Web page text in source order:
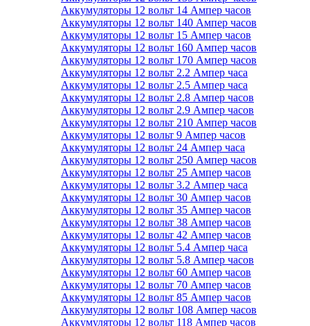
Аккумуляторы 12 вольт 14 Ампер часов
Аккумуляторы 12 вольт 140 Ампер часов
Аккумуляторы 12 вольт 15 Ампер часов
Аккумуляторы 12 вольт 160 Ампер часов
Аккумуляторы 12 вольт 170 Ампер часов
Аккумуляторы 12 вольт 2.2 Ампер часа
Аккумуляторы 12 вольт 2.5 Ампер часа
Аккумуляторы 12 вольт 2.8 Ампер часов
Аккумуляторы 12 вольт 2.9 Ампер часов
Аккумуляторы 12 вольт 210 Ампер часов
Аккумуляторы 12 вольт 9 Ампер часов
Аккумуляторы 12 вольт 24 Ампер часа
Аккумуляторы 12 вольт 250 Ампер часов
Аккумуляторы 12 вольт 25 Ампер часов
Аккумуляторы 12 вольт 3.2 Ампер часа
Аккумуляторы 12 вольт 30 Ампер часов
Аккумуляторы 12 вольт 35 Ампер часов
Аккумуляторы 12 вольт 38 Ампер часов
Аккумуляторы 12 вольт 42 Ампер часов
Аккумуляторы 12 вольт 5.4 Ампер часа
Аккумуляторы 12 вольт 5.8 Ампер часов
Аккумуляторы 12 вольт 60 Ампер часов
Аккумуляторы 12 вольт 70 Ампер часов
Аккумуляторы 12 вольт 85 Ампер часов
Аккумуляторы 12 вольт 108 Ампер часов
Аккумуляторы 12 вольт 118 Ампер часов